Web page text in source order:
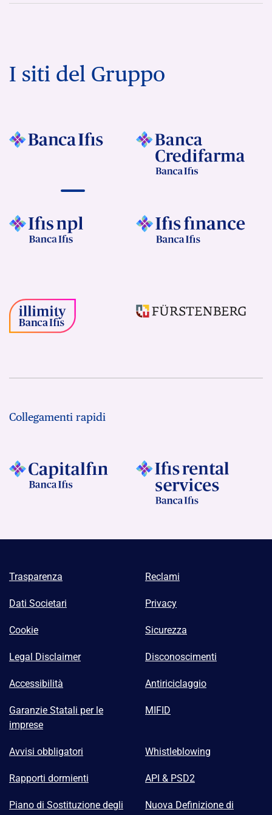
I siti del Gruppo
Collegamenti rapidi
Trasparenza Reclami
Dati Societari Privacy
Cookie Sicurezza
Legal Disclaimer Disconoscimenti
Accessibilità Antiriciclaggio
Garanzie Statali per le
imprese
MIFID
Avvisi obbligatori Whistleblowing
Rapporti dormienti API & PSD2
Piano di Sostituzione degli
Nuova Definizione di